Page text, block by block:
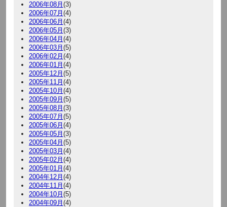
2006年08月 (3)
2006年07月 (4)
2006年06月 (4)
2006年05月 (3)
2006年04月 (4)
2006年03月 (5)
2006年02月 (4)
2006年01月 (4)
2005年12月 (5)
2005年11月 (4)
2005年10月 (4)
2005年09月 (5)
2005年08月 (3)
2005年07月 (5)
2005年06月 (4)
2005年05月 (3)
2005年04月 (5)
2005年03月 (4)
2005年02月 (4)
2005年01月 (4)
2004年12月 (4)
2004年11月 (4)
2004年10月 (5)
2004年09月 (4)